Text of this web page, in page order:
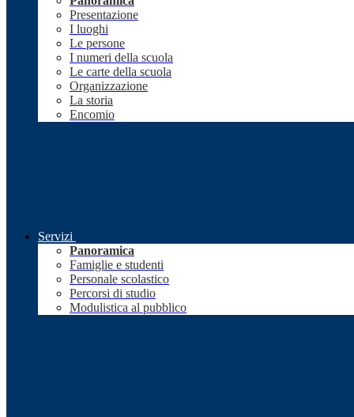
Presentazione
I luoghi
Le persone
I numeri della scuola
Le carte della scuola
Organizzazione
La storia
Encomio
Servizi
Panoramica
Famiglie e studenti
Personale scolastico
Percorsi di studio
Modulistica al pubblico